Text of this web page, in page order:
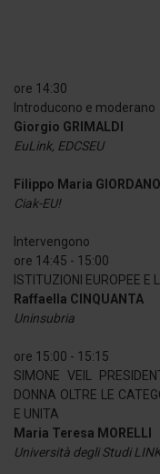
ore 14:30
Introducono e moderano
Giorgio GRIMALDI
EuLink, EDCSEU
Filippo Maria GIORDANO
Ciak-EU!
Intervengono
ore 14:45 - 15:00
ISTITUZIONI EUROPEE E
Raffaella CINQUANTA
Uninsubria
ore 15:00 - 15:15
SIMONE VEIL
DONNA OLTRE LE
E UNITA
Maria Teresa MORELLI
Università degli Studi